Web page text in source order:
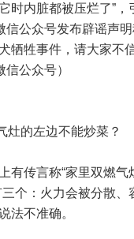
时内脏都被压烂了”，
信公众号发布辟谣声
牺牲事件，请大家不
信公众号）
灶的左边不能炒菜？
有传言称“家里双燃气
三个：火力会被分散、
法不准确。